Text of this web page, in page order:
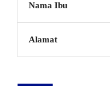
Nama Ibu
Alamat